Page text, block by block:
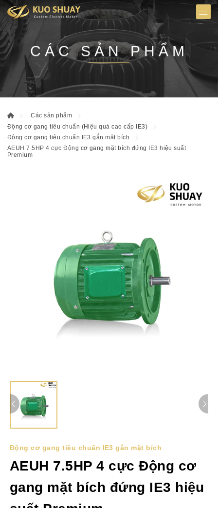
CÁC SẢN PHẨM
Các sản phẩm
Động cơ gang tiêu chuẩn (Hiệu quả cao cấp IE3)
Động cơ gang tiêu chuẩn IE3 gắn mặt bích
AEUH 7.5HP 4 cực Động cơ gang mặt bích đứng IE3 hiệu suất
Premium
Động cơ gang tiêu chuẩn IE3 gắn mặt bích
AEUH 7.5HP 4 cực Động cơ
gang mặt bích đứng IE3 hiệu